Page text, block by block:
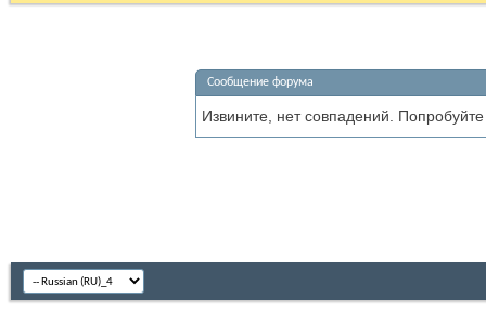
Сообщение форума
Извините, нет совпадений.